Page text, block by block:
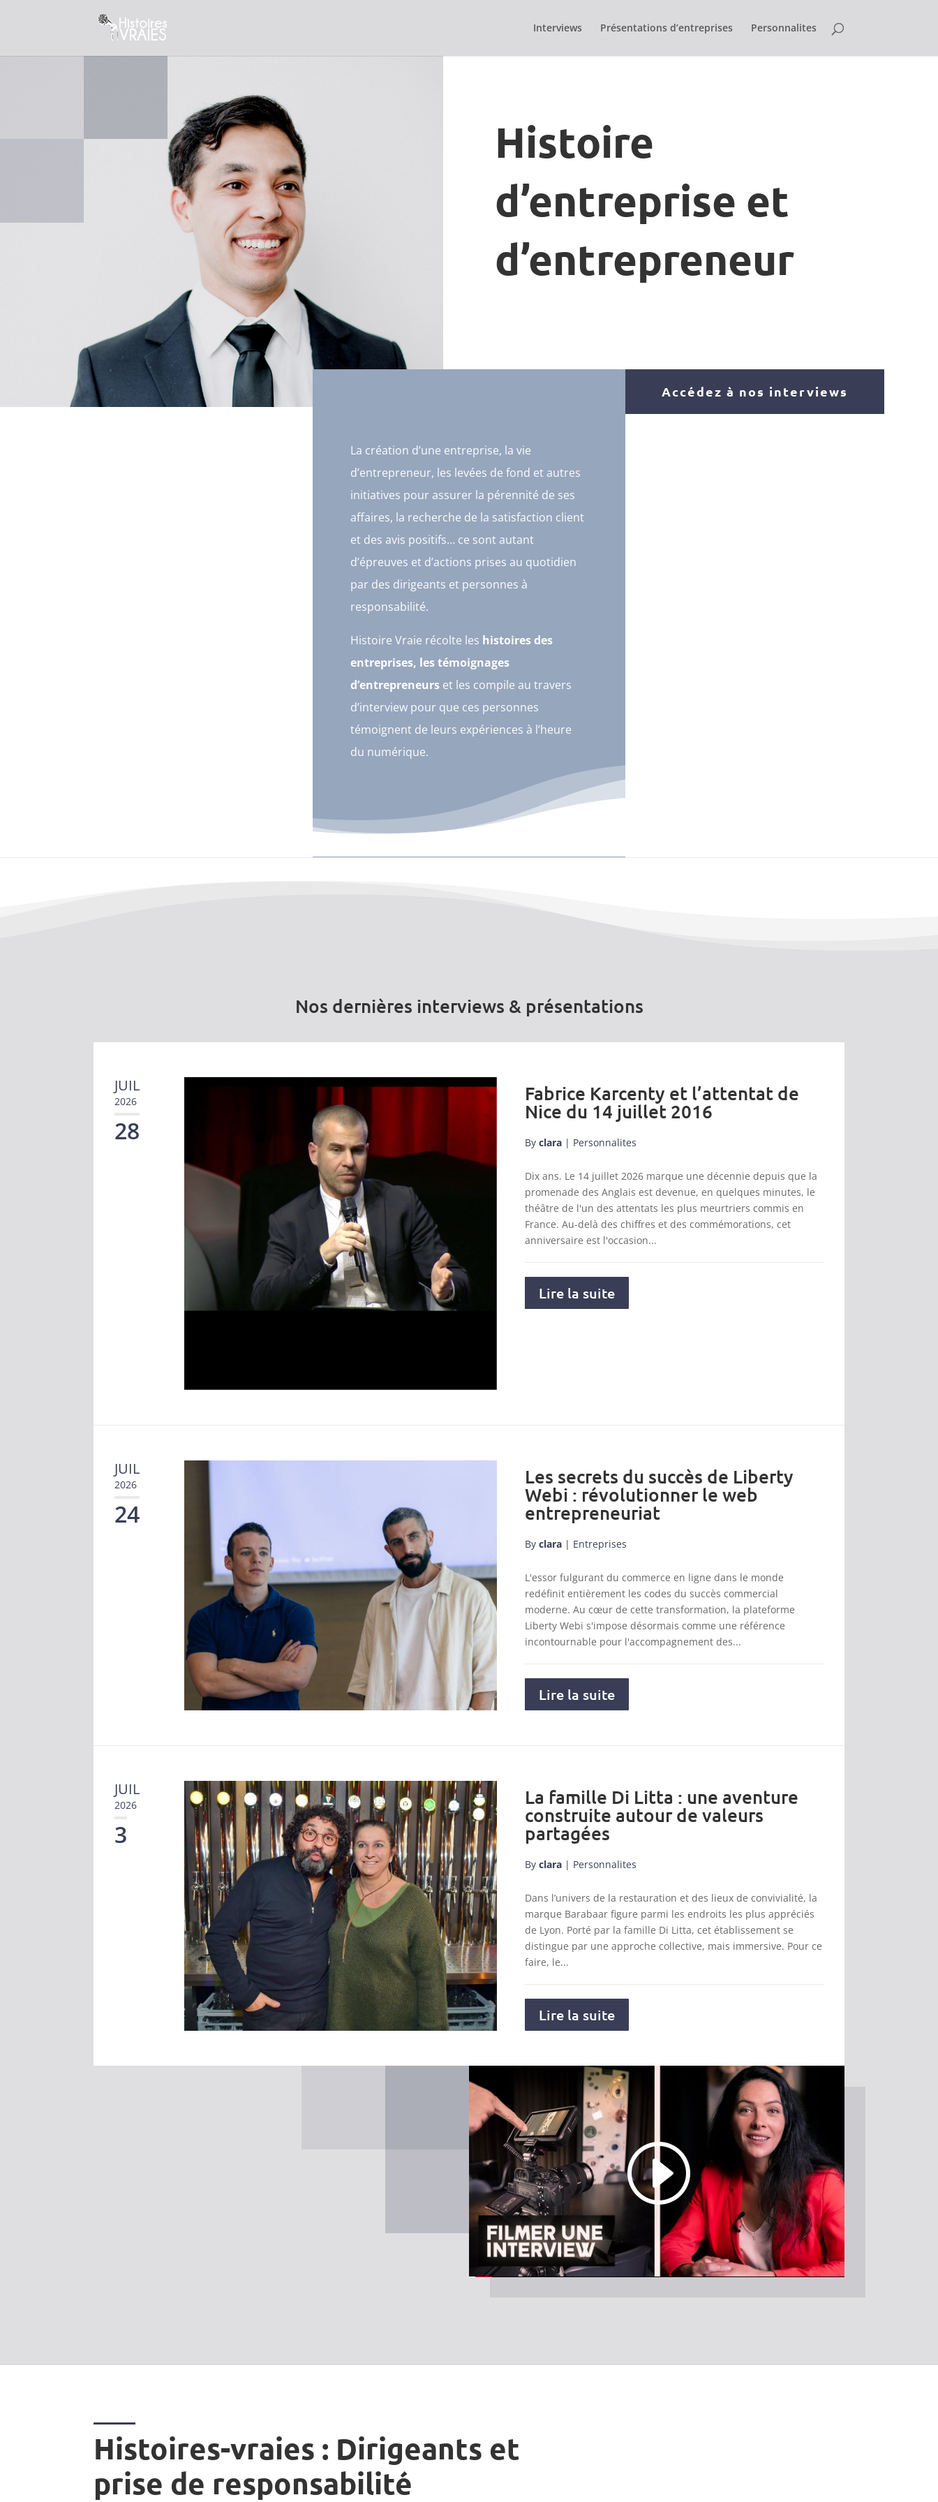
Interviews Présentations d’entreprises Personnalites
Histoire
d’entreprise et
d’entrepreneur
La création d’une entreprise, la vie
d’entrepreneur, les levées de fond et autres
initiatives pour assurer la pérennité de ses
affaires, la recherche de la satisfaction client
et des avis positifs… ce sont autant
d’épreuves et d’actions prises au quotidien
par des dirigeants et personnes à
responsabilité.
Histoire Vraie récolte les histoires des
entreprises, les témoignages
d’entrepreneurset les compile au travers
d’interview pour que ces personnes
témoignent de leurs expériences à l’heure
du numérique.
Accédez à nos interviews
Nos dernières interviews & présentations
JUIL
2026
28
Fabrice Karcenty et l’attentat de
Nice du 14 juillet 2016
By clara | Personnalites
Dix ans. Le 14 juillet 2026 marque une décennie depuis que la
promenade des Anglais est devenue, en quelques minutes, le
théâtre de l'un des attentats les plus meurtriers commis en
France. Au-delà des chiffres et des commémorations, cet
anniversaire est l'occasion...
Lire la suite
JUIL
2026
24
Les secrets du succès de Liberty
Webi : révolutionner le web
entrepreneuriat
By clara | Entreprises
L'essor fulgurant du commerce en ligne dans le monde
redéfinit entièrement les codes du succès commercial
moderne. Au cœur de cette transformation, la plateforme
Liberty Webi s'impose désormais comme une référence
incontournable pour l'accompagnement des...
Lire la suite
JUIL
2026
3
La famille Di Litta : une aventure
construite autour de valeurs
partagées
By clara | Personnalites
Dans l’univers de la restauration et des lieux de convivialité, la
marque Barabaar figure parmi les endroits les plus appréciés
de Lyon. Porté par la famille Di Litta, cet établissement se
distingue par une approche collective, mais immersive. Pour ce
faire, le...
Lire la suite
Histoires-vraies : Dirigeants et
prise de responsabilité